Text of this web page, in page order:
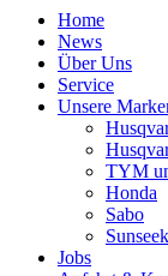
Home
News
Über Uns
Service
Unsere
TYM
Honda
Sabo
Jobs